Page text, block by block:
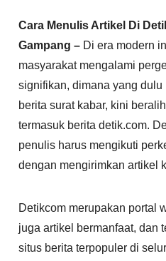
Cara Menulis Artikel Di
Gampang – Di era modern
masyarakat mengalami
signifikan, dimana yang
berita surat kabar, kini
termasuk berita detik.com.
penulis harus mengikuti
dengan mengirimkan artikel
Detikcom merupakan portal
juga artikel bermanfaat, dan
situs berita terpopuler di